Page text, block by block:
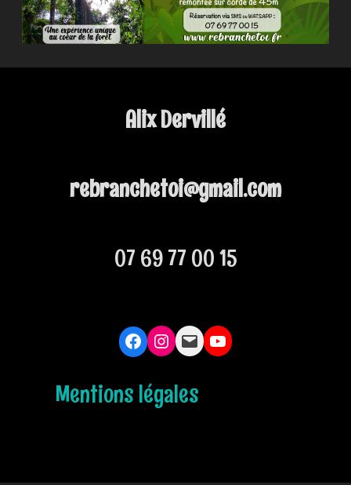
Alix Dervillé
rebranchetoi@gmail.com
07 69 77 00 15
Mentions légales